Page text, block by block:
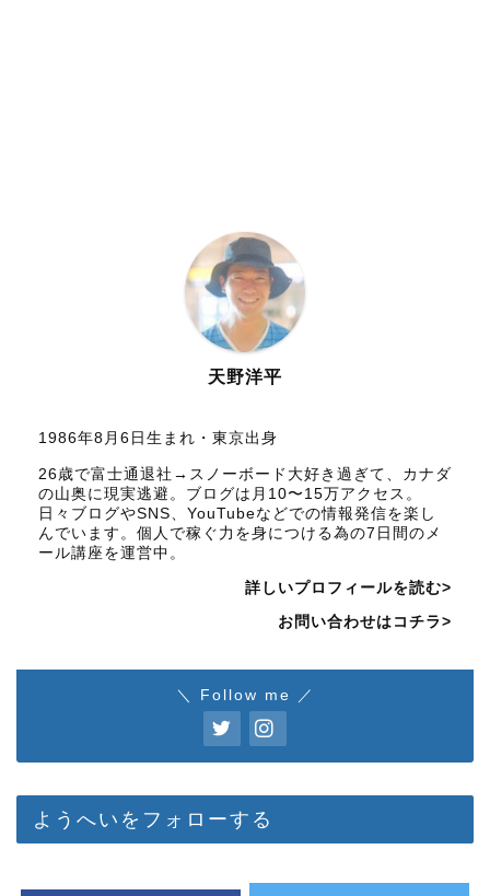
天野洋平
1986年8月6日生まれ・東京出身
26歳で富士通退社→スノーボード大好き過ぎて、カナダ
の山奥に現実逃避。ブログは月10〜15万アクセス。
日々ブログやSNS、YouTubeなどでの情報発信を楽し
んでいます。個人で稼ぐ力を身につける為の7日間のメ
ール講座を運営中。
詳しいプロフィールを読む>
お問い合わせはコチラ>
＼ Follow me ／
ようへいをフォローする